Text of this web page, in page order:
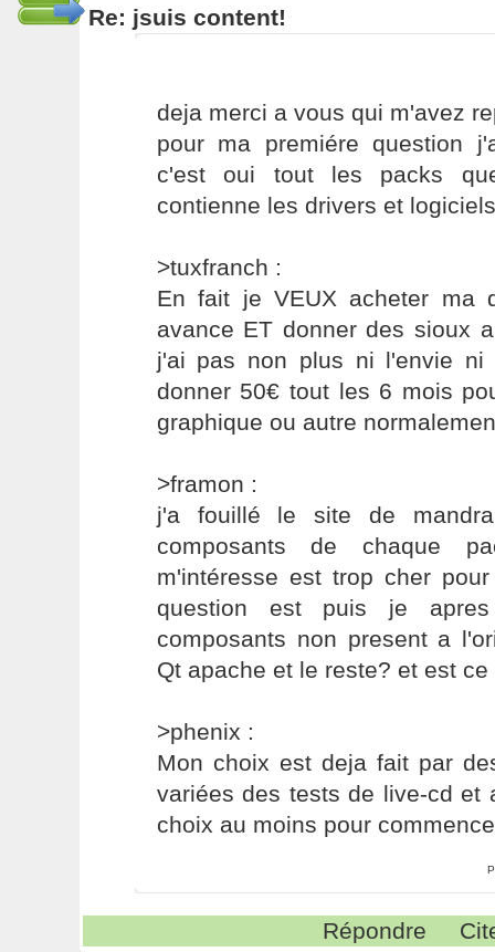
Re: jsuis content!
deja merci a vous qui m'avez
pour ma premiére question
c'est oui tout les packs
contienne les drivers et
>tuxfranch :
En fait je VEUX acheter ma
avance ET donner des sioux
j'ai pas non plus ni l'envie ni
donner 50€ tout les 6 mois
graphique ou autre
>framon :
j'a fouillé le site de
composants de chaque
m'intéresse est trop cher
question est puis je
composants non present a
Qt apache et le reste? et est ce
>phenix :
Mon choix est deja fait par
variées des tests de live-cd et
choix au moins pour
Répondre